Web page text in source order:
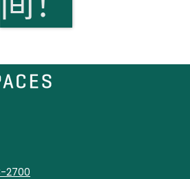
2700